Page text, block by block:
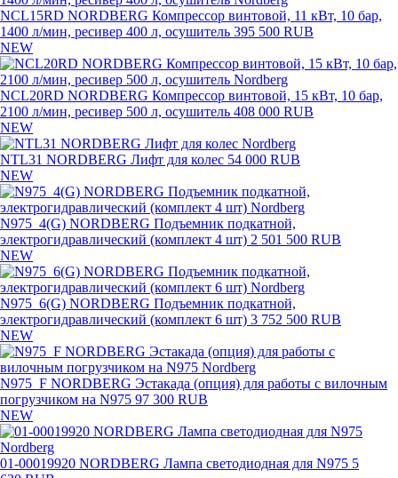
NCL15RD NORDBERG Компрессор винтовой, 11 кВт, 10 бар,
1400 л/мин, ресивер 400 л, осушитель 395 500 RUB
NEW
NCL20RD NORDBERG Компрессор винтовой, 15 кВт, 10 бар,
2100 л/мин, ресивер 500 л, осушитель 408 000 RUB
NEW
NTL31 NORDBERG Лифт для колес 54 000 RUB
NEW
N975_4(G) NORDBERG Подъемник подкатной,
электрогидравлический (комплект 4 шт) 2 501 500 RUB
NEW
N975_6(G) NORDBERG Подъемник подкатной,
электрогидравлический (комплект 6 шт) 3 752 500 RUB
NEW
N975_F NORDBERG Эстакада (опция) для работы с вилочным
погрузчиком на N975 97 300 RUB
NEW
01-00019920 NORDBERG Лампа светодиодная для N975 5